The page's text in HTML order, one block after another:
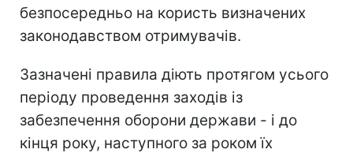
безпосередньо на користь визначених
законодавством отримувачів.
Зазначені правила діють протягом усього
періоду проведення заходів із
забезпечення оборони держави - і до
кінця року, наступного за роком їх